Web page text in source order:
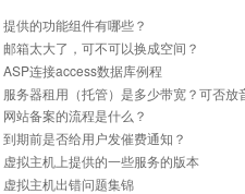
提供的功能组件有哪些？
邮箱太大了，可不可以换成空间？
ASP连接access数据库例程
服务器租用（托管）是多少带宽？可否
网站备案的流程是什么？
到期前是否给用户发催费通知？
虚拟主机上提供的一些服务的版本
虚拟主机出错问题集锦